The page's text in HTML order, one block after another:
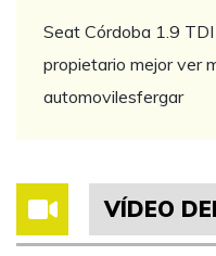
Seat Córdoba 1.9
propietario mejor ver
automovilesfergar
VÍDEO